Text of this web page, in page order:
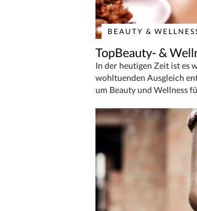
BEAUTY &
TopBeauty- &
In der heutigen Zeit ist es
wohltuenden Ausgleich
um Beauty und Wellness